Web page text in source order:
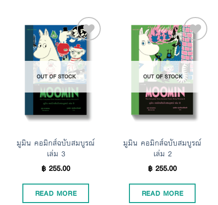
Add to
Wishlist
OUT OF STOCK
มูมิน คอมิกส์ฉบับสมบูรณ์
เล่ม 3
฿255.00
READ MORE
Add to
Wishlist
OUT OF STOCK
มูมิน คอมิกส์ฉบับสมบูรณ์
เล่ม 2
฿255.00
READ MORE